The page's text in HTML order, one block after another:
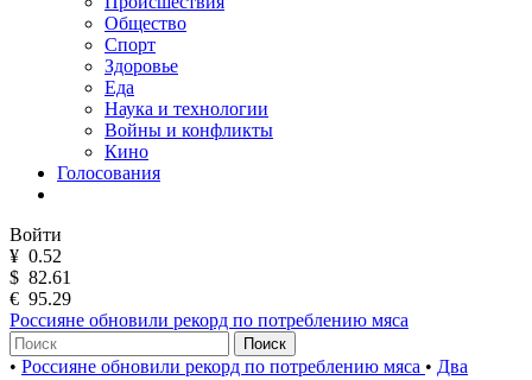
Общество
Спорт
Здоровье
Еда
Наука и технологии
Войны и конфликты
Кино
Голосования
Войти
¥ 0.52
$ 82.61
€ 95.29
Россияне обновили рекорд по потреблению мяса
Поиск
• Россияне обновили рекорд по потреблению мяса • Два